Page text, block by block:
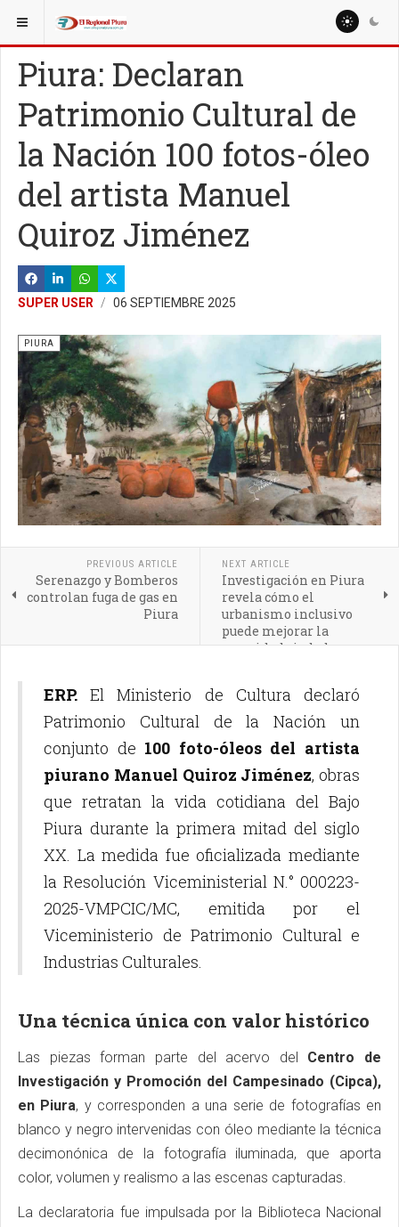
ESTÁ AQUÍ: REGIÓN PIURA
Piura: Declaran
Patrimonio Cultural de
la Nación 100 fotos-óleo
del artista Manuel
Quiroz Jiménez
SUPER USER 06 SEPTIEMBRE 2025
PIURA
PREVIOUS ARTICLE
Serenazgo y Bomberos
controlan fuga de gas en
Piura
NEXT ARTICLE
Investigación en Piura
revela cómo el
urbanismo inclusivo
puede mejorar la
seguridad ciudadana
ERP. El Ministerio de Cultura declaró
Patrimonio Cultural de la Nación un
conjunto de 100 foto-óleos del artista
piurano Manuel Quiroz Jiménez, obras
que retratan la vida cotidiana del Bajo
Piura durante la primera mitad del siglo
XX. La medida fue oficializada mediante
la Resolución Viceministerial N.° 000223-
2025-VMPCIC/MC, emitida por el
Viceministerio de Patrimonio Cultural e
Industrias Culturales.
Una técnica única con valor histórico
Las piezas forman parte del acervo del Centro de
Investigación y Promoción del Campesinado (Cipca),
en Piura, y corresponden a una serie de fotografías en
blanco y negro intervenidas con óleo mediante la técnica
decimonónica de la fotografía iluminada, que aporta
color, volumen y realismo a las escenas capturadas.
La declaratoria fue impulsada por la Biblioteca Nacional